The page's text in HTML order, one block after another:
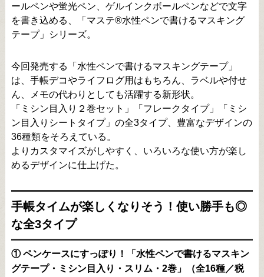
ールペンや蛍光ペン、ゲルインクボールペンなどで文字
を書き込める、「マステ®水性ペンで書けるマスキング
テープ」シリーズ。
今回発売する「水性ペンで書けるマスキングテープ」
は、手帳デコやライフログ用はもちろん、ラベルや付せ
ん、メモの代わりとしても活躍する新形状。
「ミシン目入り２巻セット」「フレークタイプ」「ミシ
ン目入りシートタイプ」の全3タイプ、豊富なデザインの
36種類をそろえている。
よりカスタマイズがしやすく、いろいろな使い方が楽し
めるデザインに仕上げた。
手帳タイムが楽しくなりそう！使い勝手も◎
な全3タイプ
① ペンケースにすっぽり！「水性ペンで書けるマスキン
グテープ・ミシン目入り・スリム・2巻」（全16種／税